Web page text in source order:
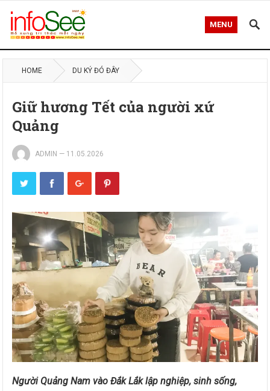
MENU
HOME DU KÝ ĐÓ ĐÂY
Giữ hương Tết của người xứ
Quảng
ADMIN — 11.05.2026
Người Quảng Nam vào Đắk Lắk lập nghiệp, sinh sống,